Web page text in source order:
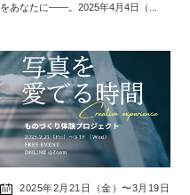
をあなたに——。2025年4月4日（...
2025年2月21日（金）〜3月19日